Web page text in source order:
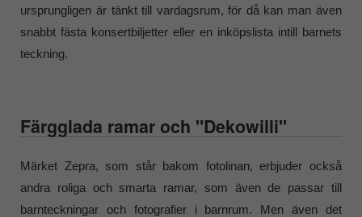
ursprungligen är tänkt till vardagsrum, för då kan man även
snabbt fästa konsertbiljetter eller en inköpslista intill barnets
teckning.
Färgglada ramar och "Dekowilli"
Märket Zepra, som står bakom fotolinan, erbjuder också
andra roliga och smarta ramar, som även de passar till
barnteckningar och fotografier i barnrum. Men även det